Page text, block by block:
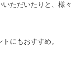
ただいたりと、様々
にもおすすめ。